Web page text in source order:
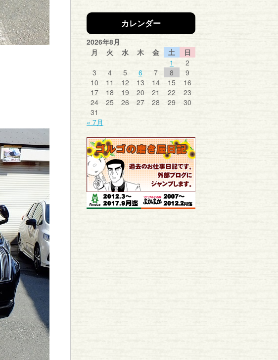
カレンダー
2026年8月
月
火 水 木 金 土
日
1
2
3
4 5 6 7 8
9
10
11 12 13 14 15
16
17
18 19 20 21 22
23
24
25 26 27 28 29
30
31
« 7月